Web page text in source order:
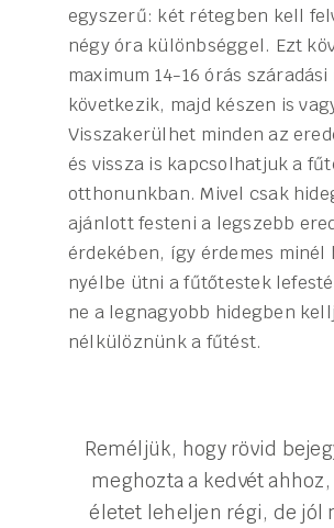
egyszerű: két rétegben kell
négy óra különbséggel. Ezt
maximum 14-16 órás száradási
következik, majd készen is
Visszakerülhet minden az
és vissza is kapcsolhatjuk a
otthonunkban. Mivel csak
ajánlott festeni a legszebb
érdekében, így érdemes minél
nyélbe ütni a fűtőtestek
ne a legnagyobb hidegben
nélkülöznünk a fűtést.
Reméljük, hogy rövid
meghozta a kedvét
életet leheljen régi, de jól